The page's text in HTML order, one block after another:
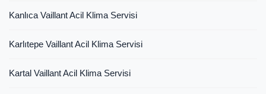
Kanlıca Vaillant Acil Klima Servisi
Karlıtepe Vaillant Acil Klima Servisi
Kartal Vaillant Acil Klima Servisi